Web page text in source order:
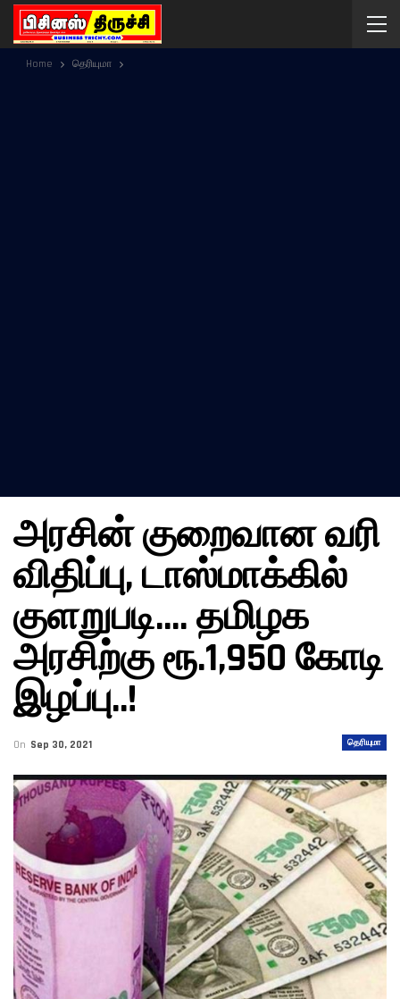
Home தெரியுமா
அரசின் குறைவான வரி
விதிப்பு, டாஸ்மாக்கில்
குளறுபடி…. தமிழக
அரசிற்கு ரூ.1,950 கோடி
இழப்பு..!
தெரியுமா
On Sep 30, 2021